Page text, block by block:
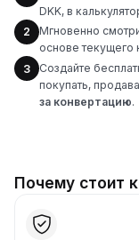
DKK, в
2
Мгновенно
основе текущего
3
Создайте
покупать,
за конвертацию.
Почему стоит